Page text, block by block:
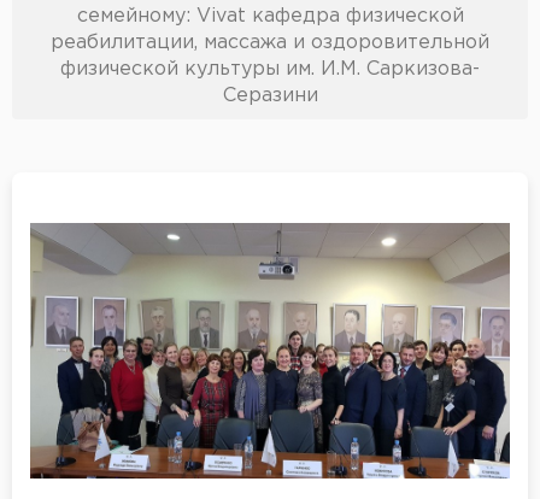
семейному: Vivat кафедра физической
реабилитации, массажа и оздоровительной
физической культуры им. И.М. Саркизова-
Серазини